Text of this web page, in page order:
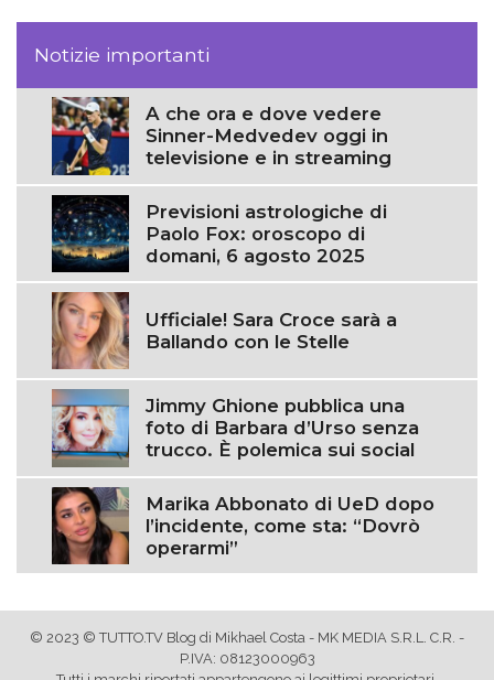
Notizie importanti
A che ora e dove vedere
Sinner-Medvedev oggi in
televisione e in streaming
Previsioni astrologiche di
Paolo Fox: oroscopo di
domani, 6 agosto 2025
Ufficiale! Sara Croce sarà a
Ballando con le Stelle
Jimmy Ghione pubblica una
foto di Barbara d’Urso senza
trucco. È polemica sui social
Marika Abbonato di UeD dopo
l’incidente, come sta: “Dovrò
operarmi”
© 2023 © TUTTO.TV Blog di Mikhael Costa - MK MEDIA S.R.L. C.R. -
P.IVA: 08123000963